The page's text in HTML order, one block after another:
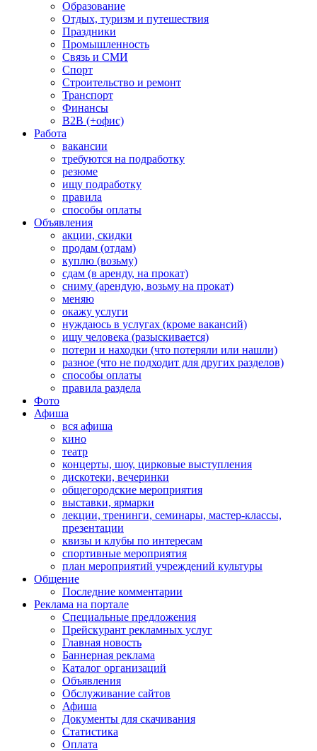
Образование
Отдых, туризм и путешествия
Праздники
Промышленность
Связь и СМИ
Спорт
Строительство и ремонт
Транспорт
Финансы
B2B (+офис)
Работа
вакансии
требуются на подработку
резюме
ищу подработку
правила
способы оплаты
Объявления
акции, скидки
продам (отдам)
куплю (возьму)
сдам (в аренду, на прокат)
сниму (арендую, возьму на прокат)
меняю
окажу услуги
нуждаюсь в услугах (кроме вакансий)
ищу человека (разыскивается)
потери и находки (что потеряли или нашли)
разное (что не подходит для других разделов)
способы оплаты
правила раздела
Фото
Афиша
вся афиша
кино
театр
концерты, шоу, цирковые выступления
дискотеки, вечеринки
общегородские мероприятия
выставки, ярмарки
лекции, тренинги, семинары, мастер-классы,
презентации
квизы и клубы по интересам
спортивные мероприятия
план мероприятий учреждений культуры
Общение
Последние комментарии
Реклама на портале
Специальные предложения
Прейскурант рекламных услуг
Главная новость
Баннерная реклама
Каталог организаций
Объявления
Обслуживание сайтов
Афиша
Документы для скачивания
Статистика
Оплата